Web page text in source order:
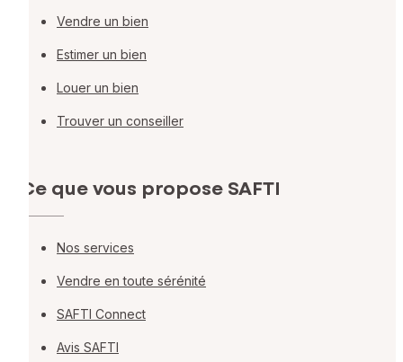
Vendre un bien
Estimer un bien
Louer un bien
Trouver un conseiller
Ce que vous propose SAFTI
Nos services
Vendre en toute sérénité
SAFTI Connect
Avis SAFTI